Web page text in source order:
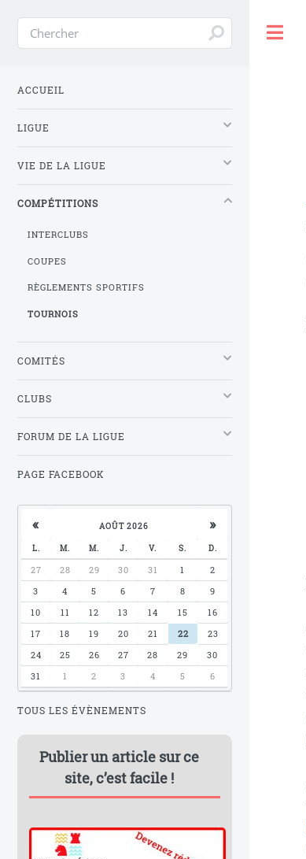
ACCUEIL
LIGUE
VIE DE LA LIGUE
COMPÉTITIONS
INTERCLUBS
COUPES
RÈGLEMENTS SPORTIFS
TOURNOIS
COMITÉS
CLUBS
FORUM DE LA LIGUE
PAGE FACEBOOK
« AOÛT 2026 »
L. M. M. J. V. S. D.
27 28 29 30 31 1
2
3
4 5 6 7 8
9
10
11 12 13 14 15
16
17
18 19 20 21 22
23
24
25 26 27 28 29
30
31
1 2 3 4 5 6
TOUS LES ÉVÈNEMENTS
Publier un article sur ce
site, c’est facile !